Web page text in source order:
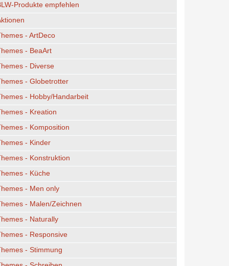
Produkte empfehlen
- ArtDeco
- BeaArt
- Diverse
- Globetrotter
- Hobby/Handarbeit
- Kreation
- Komposition
- Kinder
- Konstruktion
- Küche
- Men only
- Malen/Zeichnen
- Naturally
- Responsive
- Stimmung